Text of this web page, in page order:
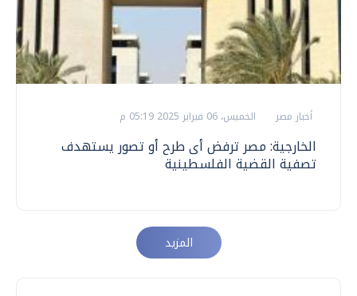
أخبار مصر الخميس، 06 فبراير 2025 05:19 م
الخارجية: مصر ترفض أى طرح أو تصور يستهدف
تصفية القضية الفلسطينية
المزيد